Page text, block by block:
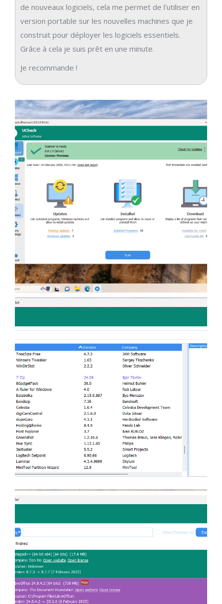
de nouveaux logiciels, cela me permet de l'utiliser en
version portable sur les nouvelles machines que je
construit pour déployer les logiciels essentiels.
Grâce à cela je suis prêt en une minute.
Je recommande !